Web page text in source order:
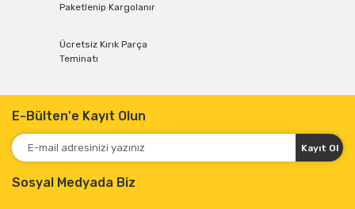
Paketlenip Kargolanır
Ücretsiz Kırık Parça
Teminatı
E-Bülten'e Kayıt Olun
Kayıt Ol
Sosyal Medyada Biz